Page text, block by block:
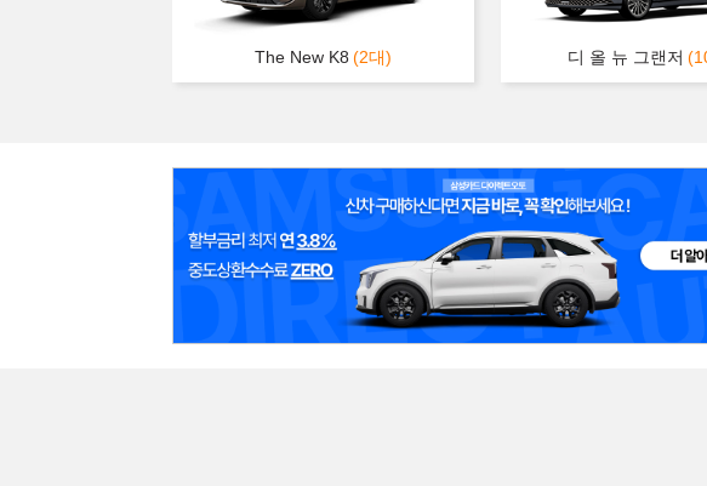
The New K8 (2대) 디 올 뉴 그랜저